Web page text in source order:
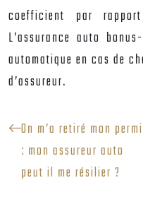
coefficient par
L’assurance auto
automatique en cas de
d’assureur.
On m’a retiré mon
: mon assureur auto
peut il me résilier ?